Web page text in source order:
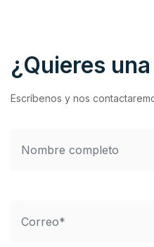
¿Quieres
Escríbenos y nos